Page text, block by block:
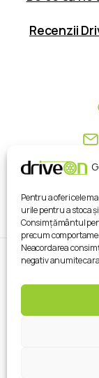
Pentru a oferi cele
urile pentru a stoca
Consimțământul
precum
Neacordarea
negativ anumite
Recenzii
Copyright ©